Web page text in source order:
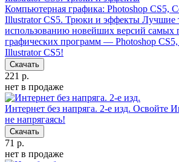
Компьютерная графика: Photoshop CS5,
Illustrator CS5. Трюки и эффекты Лучшие
использованию новейших версий самых
графических программ — Photoshop
Illustrator CS5!
Скачать
221 р.
нет в продаже
Интернет без напряга. 2-е изд. Освойте
не напрягаясь!
Скачать
71 р.
нет в продаже